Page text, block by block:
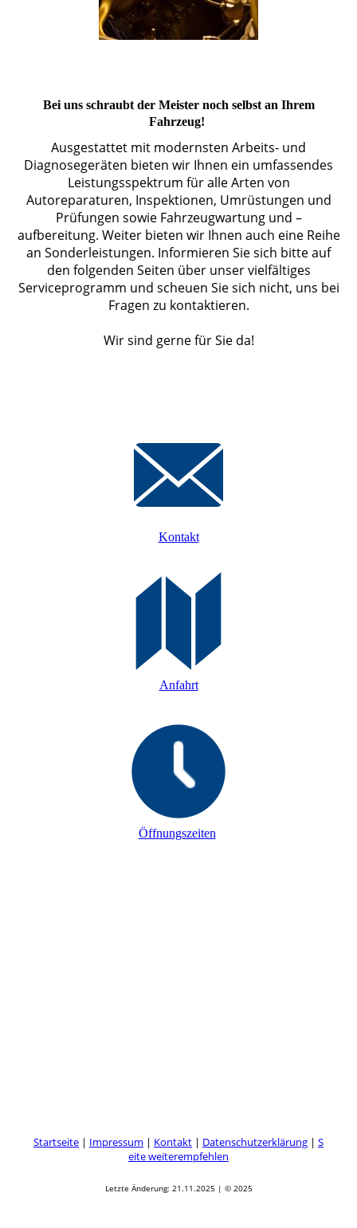
Bei uns schraubt der Meister noch selbst an Ihrem
Fahrzeug!
Ausgestattet mit modernsten Arbeits- und
Diagnosegeräten bieten wir Ihnen ein umfassendes
Leistungsspektrum für alle Arten von
Autoreparaturen, Inspektionen, Umrüstungen und
Prüfungen sowie Fahrzeugwartung und –
aufbereitung. Weiter bieten wir Ihnen auch eine Reihe
an Sonderleistungen. Informieren Sie sich bitte auf
den folgenden Seiten über unser vielfältiges
Serviceprogramm und scheuen Sie sich nicht, uns bei
Fragen zu kontaktieren.
Wir sind gerne für Sie da!
Kontakt
Anfahrt
Öffnungszeiten
Startseite | Impressum | Kontakt | Datenschutzerklärung | S
eite weiterempfehlen
Letzte Änderung: 21.11.2025 | © 2025